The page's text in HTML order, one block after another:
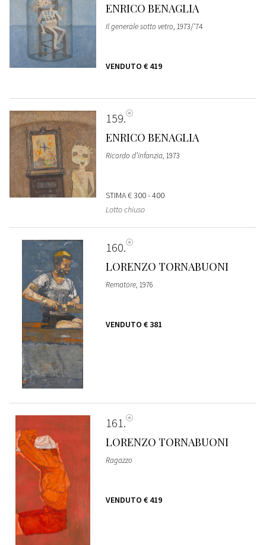
ENRICO BENAGLIA
Il generale sotto vetro, 1973/'74
VENDUTO € 419
159
ENRICO BENAGLIA
Ricordo d’infanzia, 1973
STIMA€ 300 - 400
Lotto chiuso
160
LORENZO TORNABUONI
Rematore, 1976
VENDUTO € 381
161
LORENZO TORNABUONI
Ragazzo
VENDUTO € 419